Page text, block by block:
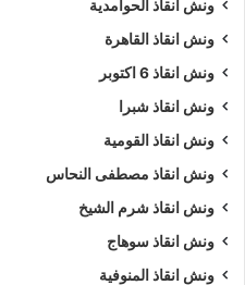
ونش انقاذ الحوامدية
ونش انقاذ القاهرة
ونش انقاذ 6 اكتوبر
ونش انقاذ شبرا
ونش انقاذ القومية
ونش انقاذ مصطفى النحاس
ونش انقاذ شرم الشيخ
ونش انقاذ سوهاج
ونش انقاذ المنوفية